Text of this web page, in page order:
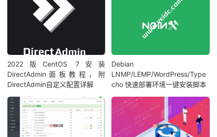
2022版CentOS 7安装
DirectAdmin面板教程，附
DirectAdmin自定义配置详解
Debian
LNMP/LEMP/WordPress/Type
cho 快速部署环境一键安装脚本